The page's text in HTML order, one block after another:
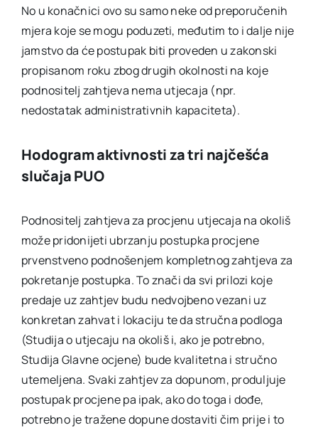
No u konačnici ovo su samo neke od preporučenih
mjera koje se mogu poduzeti, međutim to i dalje nije
jamstvo da će postupak biti proveden u zakonski
propisanom roku zbog drugih okolnosti na koje
podnositelj zahtjeva nema utjecaja (npr.
nedostatak administrativnih kapaciteta).
Hodogram aktivnosti za tri najčešća
slučaja PUO
Podnositelj zahtjeva za procjenu utjecaja na okoliš
može pridonijeti ubrzanju postupka procjene
prvenstveno podnošenjem kompletnog zahtjeva za
pokretanje postupka. To znači da svi prilozi koje
predaje uz zahtjev budu nedvojbeno vezani uz
konkretan zahvat i lokaciju te da stručna podloga
(Studija o utjecaju na okoliš i, ako je potrebno,
Studija Glavne ocjene) bude kvalitetna i stručno
utemeljena. Svaki zahtjev za dopunom, produljuje
postupak procjene pa ipak, ako do toga i dođe,
potrebno je tražene dopune dostaviti čim prije i to